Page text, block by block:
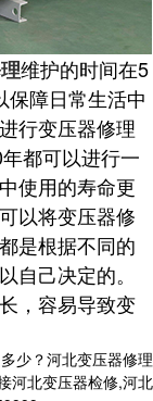
维护的时间在5
保障日常生活中
行变压器修理
都可以进行一
使用的寿命更
以将变压器修
是根据不同的
自己决定的。
，容易导致变
少？河北变压器修理
河北变压器检修,河北